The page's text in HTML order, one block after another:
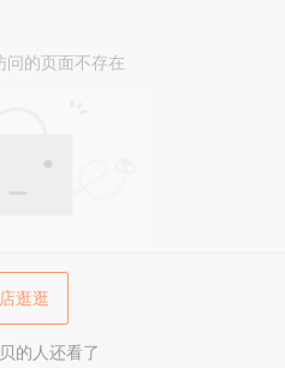
问的页面不存在
逛逛
的人还看了